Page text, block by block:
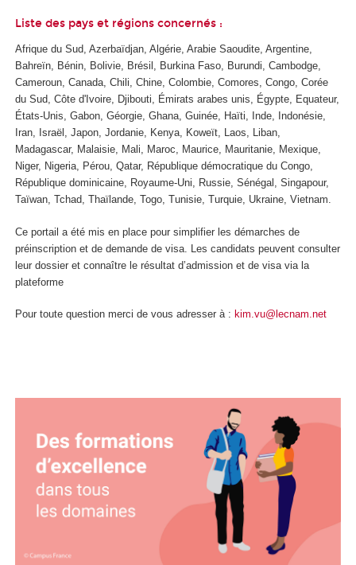
Liste des pays et régions concernés :
Afrique du Sud, Azerbaïdjan, Algérie, Arabie Saoudite, Argentine,
Bahreïn, Bénin, Bolivie, Brésil, Burkina Faso, Burundi, Cambodge,
Cameroun, Canada, Chili, Chine, Colombie, Comores, Congo, Corée
du Sud, Côte d'Ivoire, Djibouti, Émirats arabes unis, Égypte, Equateur,
États-Unis, Gabon, Géorgie, Ghana, Guinée, Haïti, Inde, Indonésie,
Iran, Israël, Japon, Jordanie, Kenya, Koweït, Laos, Liban,
Madagascar, Malaisie, Mali, Maroc, Maurice, Mauritanie, Mexique,
Niger, Nigeria, Pérou, Qatar, République démocratique du Congo,
République dominicaine, Royaume-Uni, Russie, Sénégal, Singapour,
Taïwan, Tchad, Thaïlande, Togo, Tunisie, Turquie, Ukraine, Vietnam.
Ce portail a été mis en place pour simplifier les démarches de
préinscription et de demande de visa. Les candidats peuvent consulter
leur dossier et connaître le résultat d’admission et de visa via la
plateforme
Pour toute question merci de vous adresser à : kim.vu@lecnam.net